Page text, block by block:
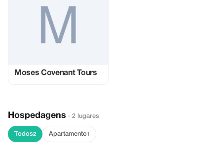
Moses Covenant Tours
Hospedagens · 2 lugares
Todos2 Apartamento1